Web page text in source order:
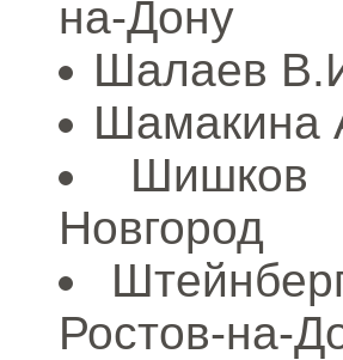
на-Дону
Шалаев
Шамакина
Новгород
Ростов-на-